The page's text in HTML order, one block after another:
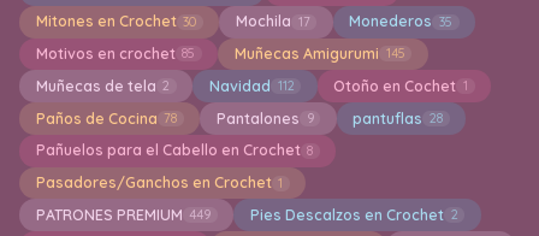
Mitones en Crochet 30 Mochila 17 Monederos 35
Motivos en crochet 85 Muñecas Amigurumi 145
Muñecas de tela 2 Navidad 112 Otoño en Cochet 1
Paños de Cocina 78 Pantalones 9 pantuflas 28
Pañuelos para el Cabello en Crochet 8
Pasadores/Ganchos en Crochet 1
PATRONES PREMIUM 449 Pies Descalzos en Crochet 2